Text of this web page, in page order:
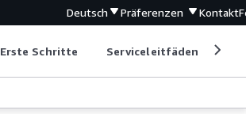
Deutsch Präferenzen Kontakt
Erste Schritte Serviceleitfäden